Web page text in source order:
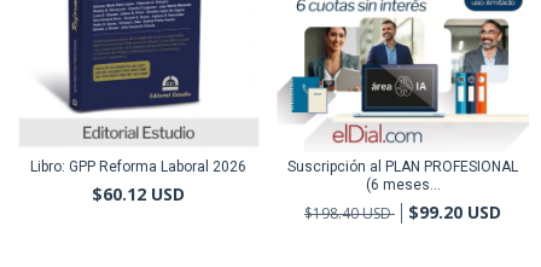
Libro: GPP Reforma Laboral 2026
$60.12 USD
Suscripción al PLAN PROFESIONAL
(6 meses...
$198.40 USD $99.20 USD